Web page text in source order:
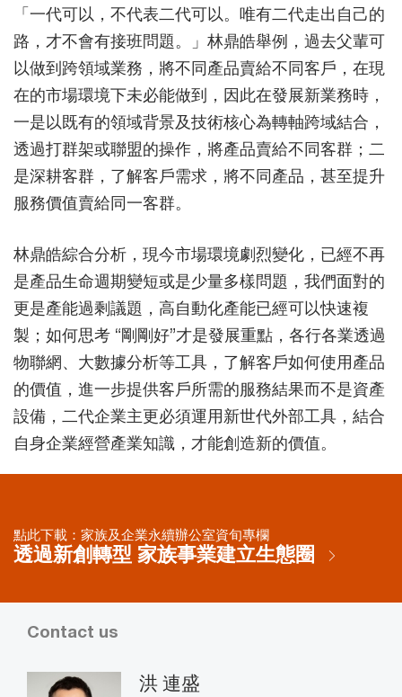
「一代可以，不代表二代可以。唯有二代走出自己的
路，才不會有接班問題。」林鼎皓舉例，過去父輩可
以做到跨領域業務，將不同產品賣給不同客戶，在現
在的市場環境下未必能做到，因此在發展新業務時，
一是以既有的領域背景及技術核心為轉軸跨域結合，
透過打群架或聯盟的操作，將產品賣給不同客群；二
是深耕客群，了解客戶需求，將不同產品，甚至提升
服務價值賣給同一客群。
林鼎皓綜合分析，現今市場環境劇烈變化，已經不再
是產品生命週期變短或是少量多樣問題，我們面對的
更是產能過剩議題，高自動化產能已經可以快速複
製；如何思考 “剛剛好”才是發展重點，各行各業透過
物聯網、大數據分析等工具，了解客戶如何使用產品
的價值，進一步提供客戶所需的服務結果而不是資產
設備，二代企業主更必須運用新世代外部工具，結合
自身企業經營產業知識，才能創造新的價值。
點此下載：家族及企業永續辦公室資旬專欄
透過新創轉型 家族事業建立生態圈
Contact us
洪 連盛